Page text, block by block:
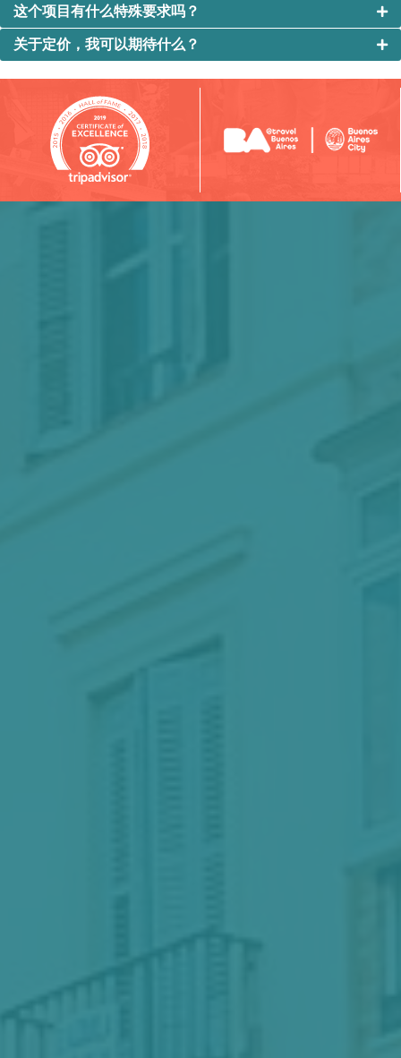
这个项目有什么特殊要求吗？
关于定价，我可以期待什么？